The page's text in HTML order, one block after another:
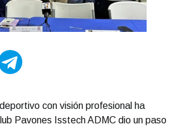
con visión profesional ha
Pavones Isstech ADMC dio un paso